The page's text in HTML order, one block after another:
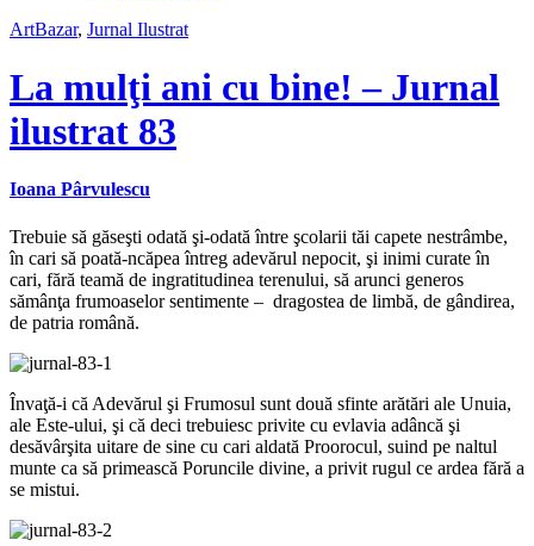
ArtBazar, Jurnal Ilustrat
La mulţi ani cu bine! – Jurnal
ilustrat 83
Ioana Pârvulescu
Trebuie să găseşti odată şi-odată între şcolarii tăi capete nestrâmbe,
în cari să poată-ncăpea întreg adevărul nepocit, şi inimi curate în
cari, fără teamă de ingratitudinea terenului, să arunci generos
sămânţa frumoaselor sentimente – dragostea de limbă, de gândirea,
de patria română.
Învaţă-i că Adevărul şi Frumosul sunt două sfinte arătări ale Unuia,
ale Este-ului, şi că deci trebuiesc privite cu evlavia adâncă şi
desăvârşita uitare de sine cu cari aldată Proorocul, suind pe naltul
munte ca să primească Poruncile divine, a privit rugul ce ardea fără a
se mistui.